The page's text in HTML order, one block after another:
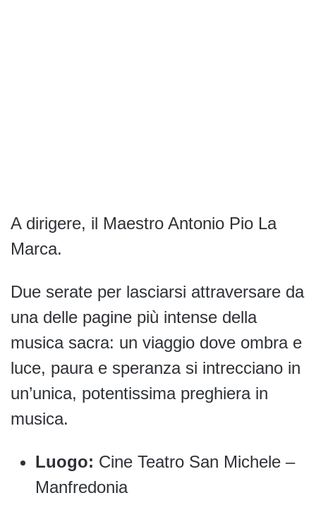
A dirigere, il Maestro Antonio Pio La
Marca.
Due serate per lasciarsi attraversare da
una delle pagine più intense della
musica sacra: un viaggio dove ombra e
luce, paura e speranza si intrecciano in
un’unica, potentissima preghiera in
musica.
Luogo: Cine Teatro San Michele –
Manfredonia